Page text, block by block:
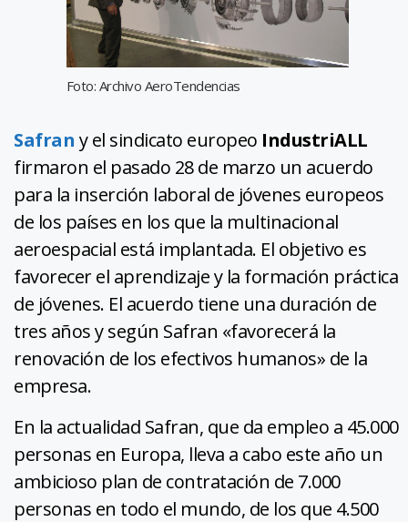
Foto: Archivo AeroTendencias
Safran y el sindicato europeo IndustriALL
firmaron el pasado 28 de marzo un acuerdo
para la inserción laboral de jóvenes europeos
de los países en los que la multinacional
aeroespacial está implantada. El objetivo es
favorecer el aprendizaje y la formación práctica
de jóvenes. El acuerdo tiene una duración de
tres años y según Safran «favorecerá la
renovación de los efectivos humanos» de la
empresa.
En la actualidad Safran, que da empleo a 45.000
personas en Europa, lleva a cabo este año un
ambicioso plan de contratación de 7.000
personas en todo el mundo, de los que 4.500